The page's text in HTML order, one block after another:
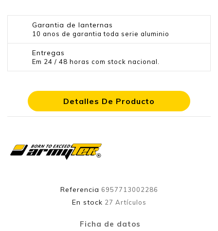
Garantia de lanternas
10 anos de garantia toda serie aluminio
Entregas
Em 24 / 48 horas com stock nacional.
Detalles De Producto
Referencia 6957713002286
En stock 27 Artículos
Ficha de datos